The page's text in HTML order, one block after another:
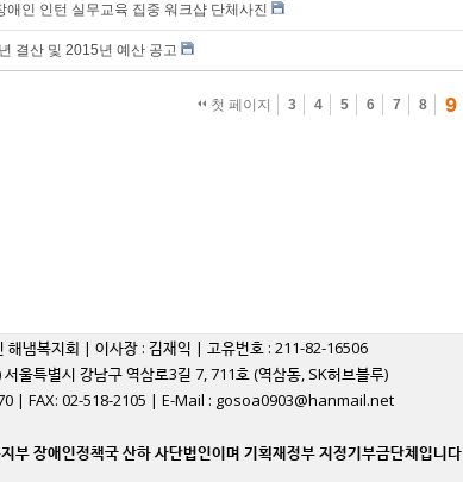
애인 인턴 실무교육 집중 워크샵 단체사진
결산 및 2015년 예산 공고
첫 페이지 3 4 5 6 7 8 9
해냄복지회 | 이사장 : 김재익 | 고유번호 : 211-82-16506
울특별시 강남구 역삼로3길 7, 711호 (역삼동, SK허브블루)
| FAX: 02-518-2105 | E-Mail : gosoa0903@hanmail.net
부 장애인정책국 산하 사단법인이며 기획재정부 지정기부금단체입니다